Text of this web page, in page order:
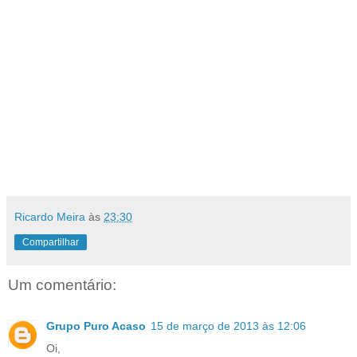
Ricardo Meira às 23:30
Compartilhar
Um comentário:
Grupo Puro Acaso 15 de março de 2013 às 12:06
Oi,